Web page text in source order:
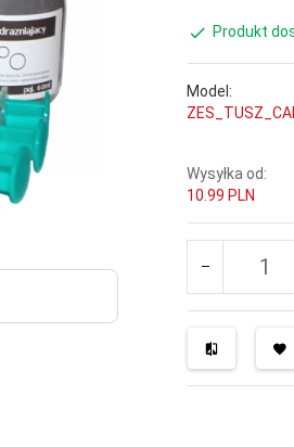
Produkt
Model:
Wysyłka od:
10.99 PLN